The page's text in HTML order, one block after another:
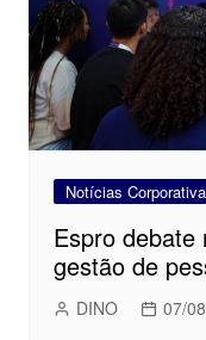
Notícias
Espro debate
gestão de
DINO 07/